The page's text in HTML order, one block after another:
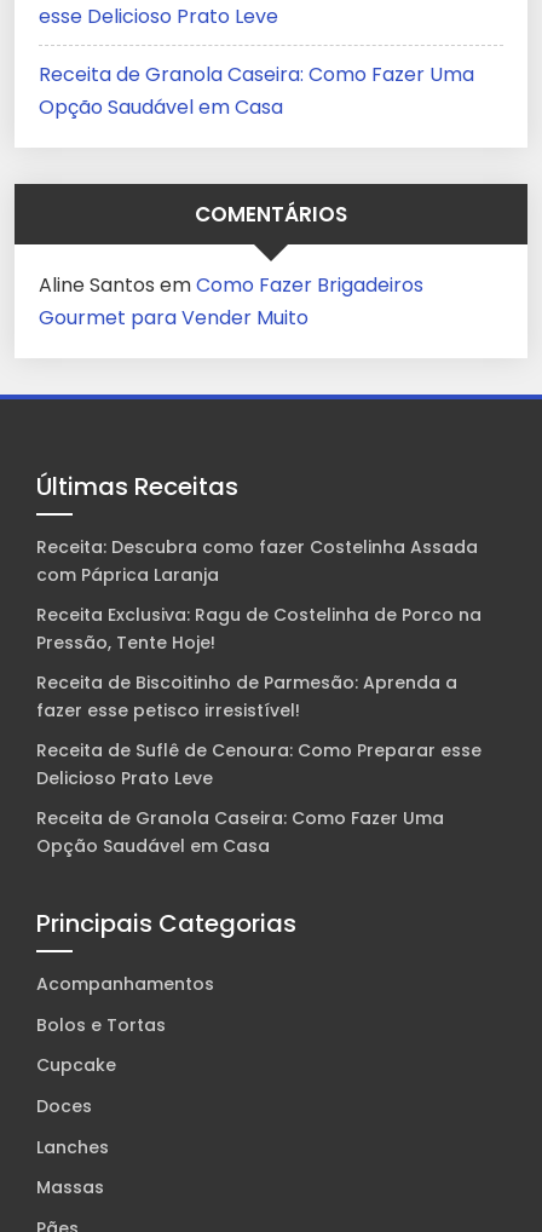
esse Delicioso Prato Leve
Receita de Granola Caseira: Como Fazer Uma
Opção Saudável em Casa
COMENTÁRIOS
Aline Santos emComo Fazer Brigadeiros
Gourmet para Vender Muito
Últimas Receitas
Receita: Descubra como fazer Costelinha Assada
com Páprica Laranja
Receita Exclusiva: Ragu de Costelinha de Porco na
Pressão, Tente Hoje!
Receita de Biscoitinho de Parmesão: Aprenda a
fazer esse petisco irresistível!
Receita de Suflê de Cenoura: Como Preparar esse
Delicioso Prato Leve
Receita de Granola Caseira: Como Fazer Uma
Opção Saudável em Casa
Principais Categorias
Acompanhamentos
Bolos e Tortas
Cupcake
Doces
Lanches
Massas